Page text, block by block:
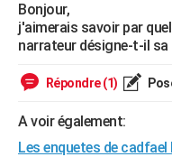
Essais
Réserver un essai
Citadines
Berlines
SUV
Forum auto
+HIGH-TECH
Mobiles
Meilleur smartphone
Internet
Ordinateurs
Jeux vidéo
Guide high-tech
+
Forum
Aménagement intérieur
Extérieur
Cuisine
Salle de bains
Jardinage
Rangement
WEEK-END
Guides de France
Escapades
Patrimoine
Expositions
Musées
Week-end nature
+LIFESTYLE
Bonjour,
j'aimerais savoir par
narrateur désigne-t-il
Répondre (1)
A voir également:
Les enquetes de